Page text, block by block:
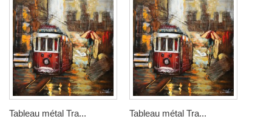
Tableau métal Tra... Tableau métal Tra...